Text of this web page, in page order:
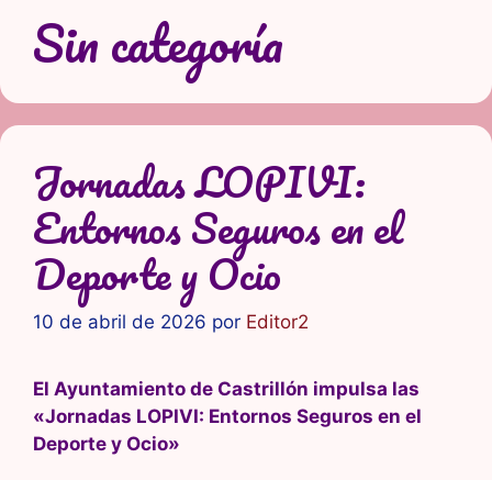
Sin categoría
Jornadas LOPIVI:
Entornos Seguros en el
Deporte y Ocio
10 de abril de 2026 por Editor2
El Ayuntamiento de Castrillón impulsa las
«Jornadas LOPIVI: Entornos Seguros en el
Deporte y Ocio»